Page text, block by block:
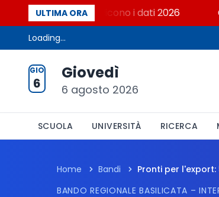
ULTIMA ORA
italiana? Cosa dicono i dati 2026
Loading...
GIO
6
Giovedì
6 agosto 2026
SCUOLA UNIVERSITÀ RICERCA
Home Bandi
Pronti per
BANDO REGIONALE BASILICATA –